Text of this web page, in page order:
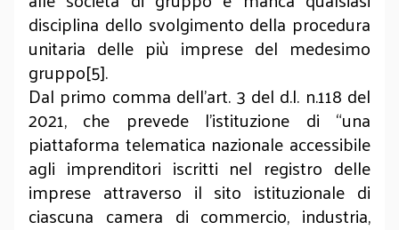
disciplina dello svolgimento della procedura
unitaria delle più imprese del medesimo
gruppo[5].
Dal primo comma dell’art. 3 del d.l. n.118 del
2021, che prevede l’istituzione di “una
piattaforma telematica nazionale accessibile
agli imprenditori iscritti nel registro delle
imprese attraverso il sito istituzionale di
ciascuna camera di commercio, industria,